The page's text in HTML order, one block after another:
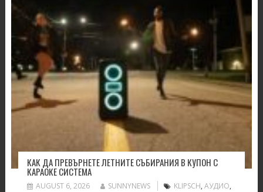
КАК ДА ПРЕВЪРНЕТЕ ЛЕТНИТЕ СЪБИРАНИЯ В КУПОН С
КАРАОКЕ СИСТЕМА
AUGUST 6, 2026 SUNNYNEWS KLIPSCH, АУДИО,